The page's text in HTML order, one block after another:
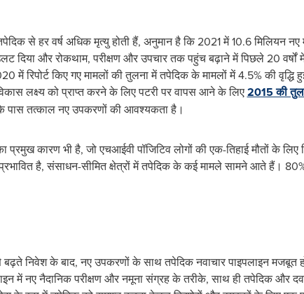
से हर वर्ष अधिक मृत्यु होती हैं, अनुमान है कि 2021 में 10.6 मिलियन नए
दिया और रोकथाम, परीक्षण और उपचार तक पहुंच बढ़ाने में पिछले 20 वर्षों
में रिपोर्ट किए गए मामलों की तुलना में तपेदिक के मामलों में 4.5% की वृद्धि
लक्ष्य को प्राप्त करने के लिए पटरी पर वापस आने के लिए2015 की
पास तत्काल नए उपकरणों की आवश्यकता है।
प्रमुख कारण भी है, जो एचआईवी पॉजिटिव लोगों की एक-तिहाई मौतों के लिए
है, संसाधन-सीमित क्षेत्रों में तपेदिक के कई मामले सामने आते हैं।
निवेश के बाद, नए उपकरणों के साथ तपेदिक नवाचार पाइपलाइन मजबूत
में नए नैदानिक परीक्षण और नमूना संग्रह के तरीके, साथ ही तपेदिक और